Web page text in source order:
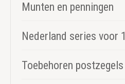
Munten en penningen
Nederland series voor
Toebehoren postzegels